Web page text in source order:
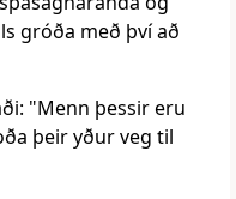
gróða með því að
"Menn þessir eru
þeir yður veg til